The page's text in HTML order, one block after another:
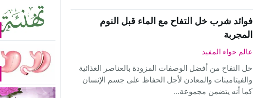
فوائد شرب خل التفاح مع الماء قبل النوم
المجربة
عالم حواء المفيد
خل التفاح من أفضل الوصفات المزودة بالعناصر الغذائية
والفيتامينات والمعادن لأجل الحفاظ على جسم الإنسان
كما أنه يتضمن مجموعة...